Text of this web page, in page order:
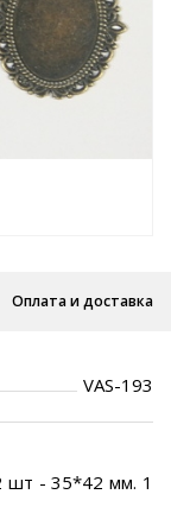
Оплата и доставка
VAS-193
шт - 35*42 мм. 1